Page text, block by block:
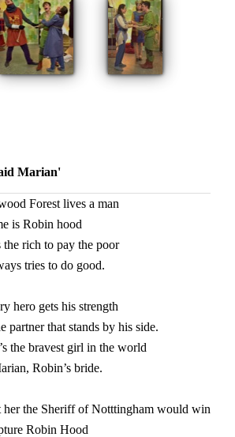
Marian'
Forest lives a man
is Robin hood
the rich to pay the poor
tries to do good.
hero gets his strength
partner that stands by his side.
the bravest girl in the world
Robin’s bride.
her the Sheriff of Notttingham would win
Robin Hood